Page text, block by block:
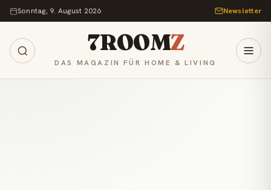
Zum Inhalt springen
Sonntag, 9. August 2026 Newsletter
7ROOMZ
DAS MAGAZIN FÜR HOME & LIVING